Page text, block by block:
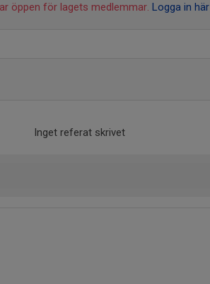
öppen för lagets medlemmar. Logga in här
Inget referat skrivet